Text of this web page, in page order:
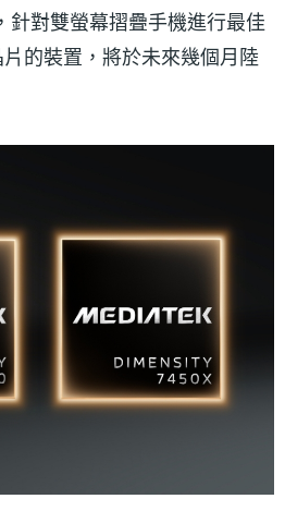
針對雙螢幕摺疊手機進行最佳
的裝置，將於未來幾個月陸